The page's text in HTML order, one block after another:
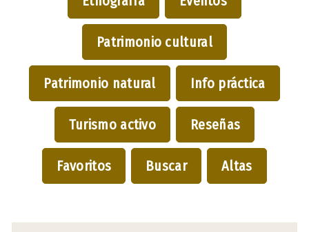
Patrimonio cultural
Patrimonio natural Info práctica
Turismo activo Reseñas
Favoritos Buscar Altas